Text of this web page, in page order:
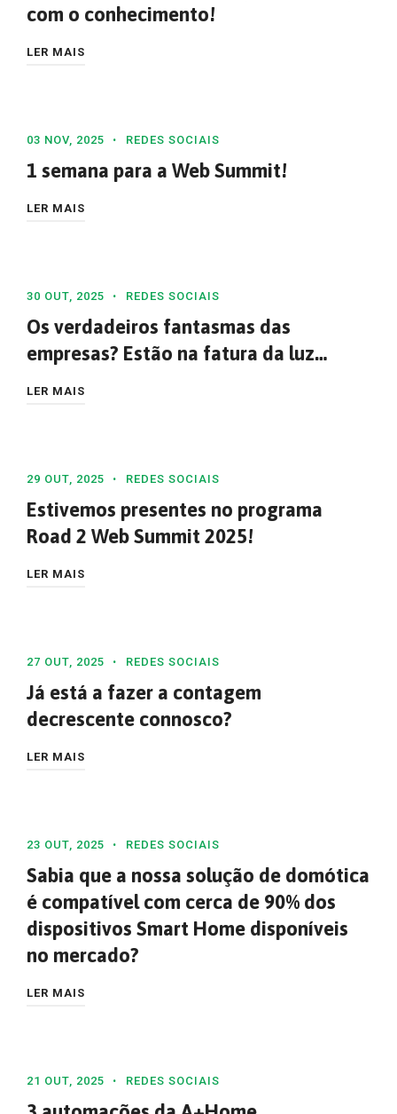
com o conhecimento!
LER MAIS
03 NOV, 2025 REDES SOCIAIS
1 semana para a Web Summit!
LER MAIS
30 OUT, 2025 REDES SOCIAIS
Os verdadeiros fantasmas das
empresas? Estão na fatura da luz…
LER MAIS
29 OUT, 2025 REDES SOCIAIS
Estivemos presentes no programa
Road 2 Web Summit 2025!
LER MAIS
27 OUT, 2025 REDES SOCIAIS
Já está a fazer a contagem
decrescente connosco?
LER MAIS
23 OUT, 2025 REDES SOCIAIS
Sabia que a nossa solução de domótica
é compatível com cerca de 90% dos
dispositivos Smart Home disponíveis
no mercado?
LER MAIS
21 OUT, 2025 REDES SOCIAIS